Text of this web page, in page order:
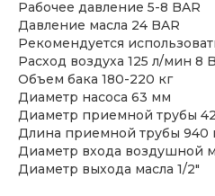
Рабочее давление 5-8 BAR
Давление масла 24 BAR
Рекомендуется
Расход воздуха 125 л/мин 8
Объем бака 180-220 кг
Диаметр насоса 63 мм
Диаметр приемной трубы
Длина приемной трубы 940
Диаметр входа воздушной
Диаметр выхода масла 1/2"